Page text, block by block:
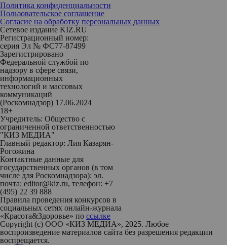
Политика конфиденциальности
Пользовательское соглашение
Согласие на обработку персональных данных
Сетевое издание KIZ.RU
Регистрационный номер:
серия Эл № ФС77-87499
Зарегистрировано
Федеральной службой по
надзору в сфере связи,
информационных
технологий и массовых
коммуникаций
(Роскомнадзор) 17.06.2024
18+
Учредитель: Общество с
ограниченной ответственностью
"КИЗ МЕДИА"
Главный редактор: Лия Казарян-
Рогожина
Контактные данные для
государственных органов (в том
числе для Роскомнадзора): эл.
почта: editor@kiz.ru, телефон: +7
(495) 22 39 888
Правила проведения конкурсов в
социальных сетях онлайн-журнала
«Красота&Здоровье» по ссылке
Copyright (с) ООО «КИЗ МЕДИА», 2025. Любое
воспроизведение материалов сайта без разрешения редакции
воспрещается.